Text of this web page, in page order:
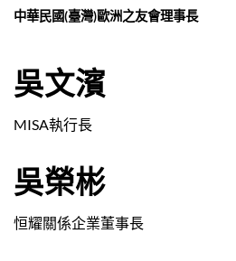
中華民國(臺灣)歐洲之友會理事長
吳文濱
MISA執行長
吳榮彬
恒耀關係企業董事長